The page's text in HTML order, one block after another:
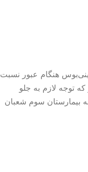
هنگام عبور نسبت
توجه لازم به جلو
بیمارستان سوم شعبان